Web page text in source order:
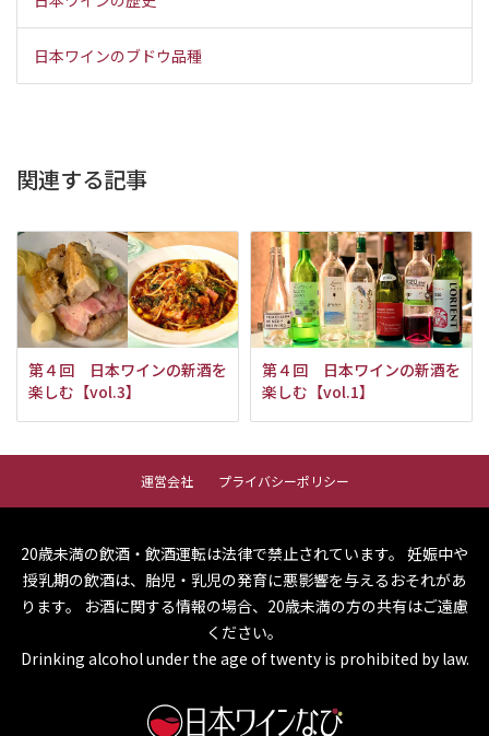
日本ワインのブドウ品種
関連する記事
第４回 日本ワインの新酒を
楽しむ【vol.3】
第４回 日本ワインの新酒を
楽しむ【vol.1】
運営会社 プライバシーポリシー
20歳未満の飲酒・飲酒運転は法律で禁止されています。 妊娠中や
授乳期の飲酒は、胎児・乳児の発育に悪影響を与えるおそれがあ
ります。
お酒に関する情報の場合、20歳未満の方の共有はご遠慮
ください。
Drinking alcohol under the age of twenty is prohibited by law.